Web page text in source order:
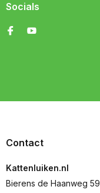
Socials
Contact
Kattenluiken.nl
Bierens de Haanweg 59